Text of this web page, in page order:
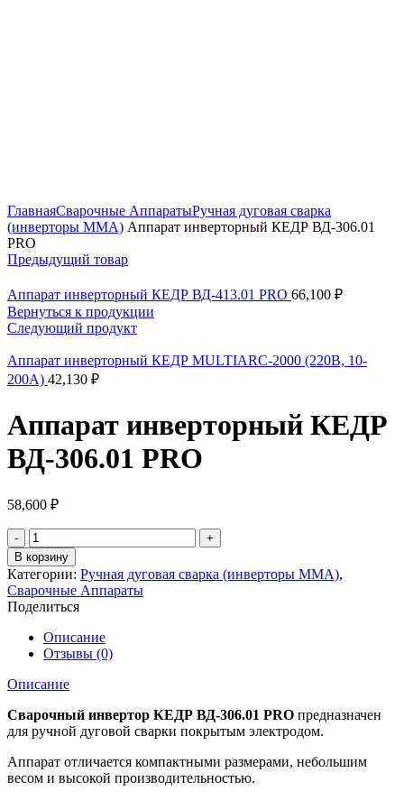
ГлавнаяСварочные АппаратыРучная дуговая сварка
(инверторы MMA) Аппарат инверторный КЕДР ВД-306.01
PRO
Предыдущий товар
Аппарат инверторный КЕДР ВД-413.01 PRO 66,100 ₽
Вернуться к продукции
Следующий продукт
Аппарат инверторный КЕДР MULTIARC-2000 (220В, 10-
200А) 42,130 ₽
Аппарат инверторный КЕДР
ВД-306.01 PRO
58,600 ₽
Количество
товара
Аппарат
инверторный
КЕДР
ВД-306.01
PRO
В корзину
Категории: Ручная дуговая сварка (инверторы MMA),
Сварочные Аппараты
Поделиться
Описание
Отзывы (0)
Описание
Сварочный инвертор КЕДР ВД-306.01 PRO предназначен
для ручной дуговой сварки покрытым электродом.
Аппарат отличается компактными размерами, небольшим
весом и высокой производительностью.